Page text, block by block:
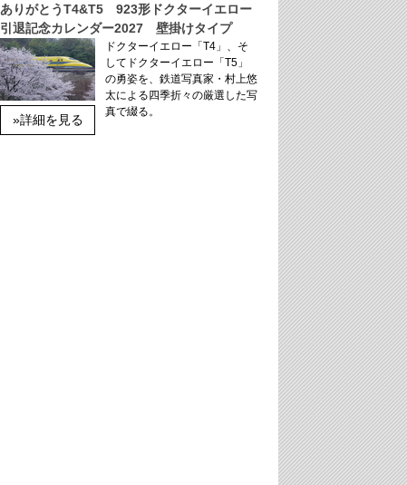
ありがとうT4&T5 923形ドクターイエロー
引退記念カレンダー2027 壁掛けタイプ
»詳細を見る
ドクターイエロー「T4」、そ
してドクターイエロー「T5」
の勇姿を、鉄道写真家・村上悠
太による四季折々の厳選した写
真で綴る。